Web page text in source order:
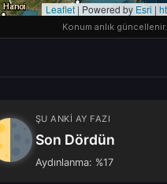
Konum anlık güncellenir.
ŞU ANKİ AY FAZI
Son Dördün
Aydınlanma: %17